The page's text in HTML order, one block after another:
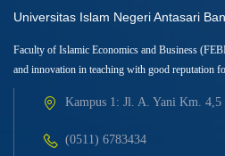
Universitas Islam Negeri Antasari
Faculty of Islamic Economics and Business
and innovation in teaching with good reputation
Kampus 1: Jl. A. Yani Km. 4,5
(0511) 6783434